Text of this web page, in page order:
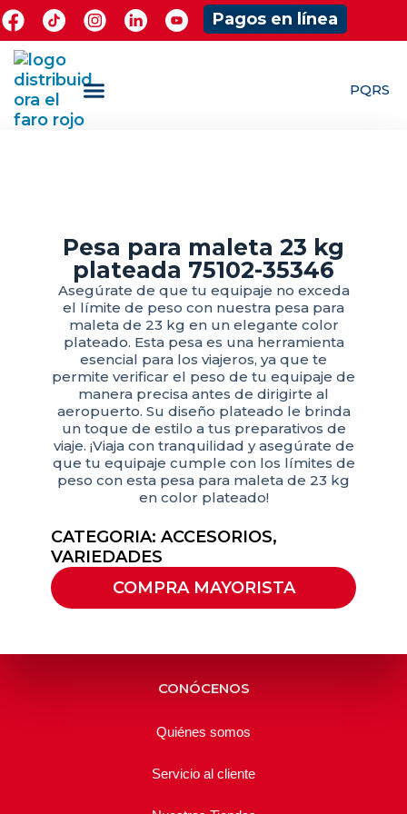
Pagos en línea
PQRS
Pesa para maleta 23 kg
plateada 75102-35346
Asegúrate de que tu equipaje no exceda
el límite de peso con nuestra pesa para
maleta de 23 kg en un elegante color
plateado. Esta pesa es una herramienta
esencial para los viajeros, ya que te
permite verificar el peso de tu equipaje de
manera precisa antes de dirigirte al
aeropuerto. Su diseño plateado le brinda
un toque de estilo a tus preparativos de
viaje. ¡Viaja con tranquilidad y asegúrate de
que tu equipaje cumple con los límites de
peso con esta pesa para maleta de 23 kg
en color plateado!
CATEGORIA: ACCESORIOS,
VARIEDADES
COMPRA MAYORISTA
CONÓCENOS
Quiénes somos
Servicio al cliente